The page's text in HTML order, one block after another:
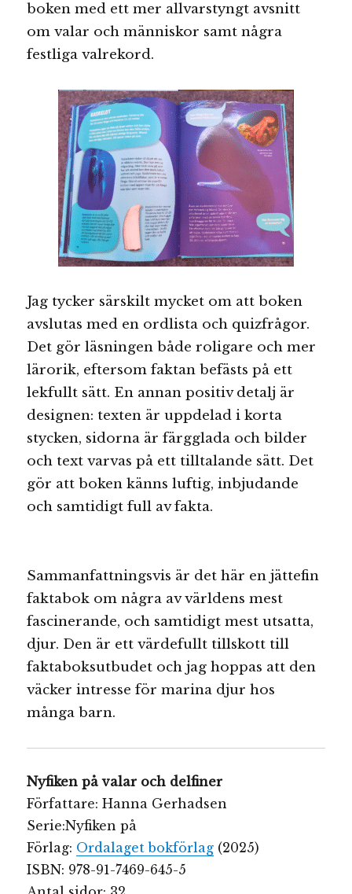
boken med ett mer allvarstyngt avsnitt
om valar och människor samt några
festliga valrekord.
Jag tycker särskilt mycket om att boken
avslutas med en ordlista och quizfrågor.
Det gör läsningen både roligare och mer
lärorik, eftersom faktan befästs på ett
lekfullt sätt. En annan positiv detalj är
designen: texten är uppdelad i korta
stycken, sidorna är färgglada och bilder
och text varvas på ett tilltalande sätt. Det
gör att boken känns luftig, inbjudande
och samtidigt full av fakta.
Sammanfattningsvis är det här en jättefin
faktabok om några av världens mest
fascinerande, och samtidigt mest utsatta,
djur. Den är ett värdefullt tillskott till
faktaboksutbudet och jag hoppas att den
väcker intresse för marina djur hos
många barn.
Nyfiken på valar och delfiner
Författare: Hanna Gerhadsen
Serie:Nyfiken på
Förlag: Ordalaget bokförlag (2025)
ISBN: 978-91-7469-645-5